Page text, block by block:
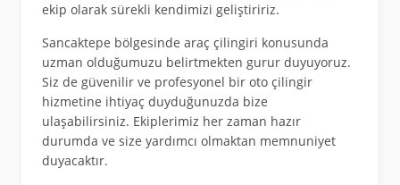
ekip olarak sürekli kendimizi geliştiririz.
Sancaktepe bölgesinde araç çilingiri konusunda
uzman olduğumuzu belirtmekten gurur duyuyoruz.
Siz de güvenilir ve profesyonel bir oto çilingir
hizmetine ihtiyaç duyduğunuzda bize
ulaşabilirsiniz. Ekiplerimiz her zaman hazır
durumda ve size yardımcı olmaktan memnuniyet
duyacaktır.